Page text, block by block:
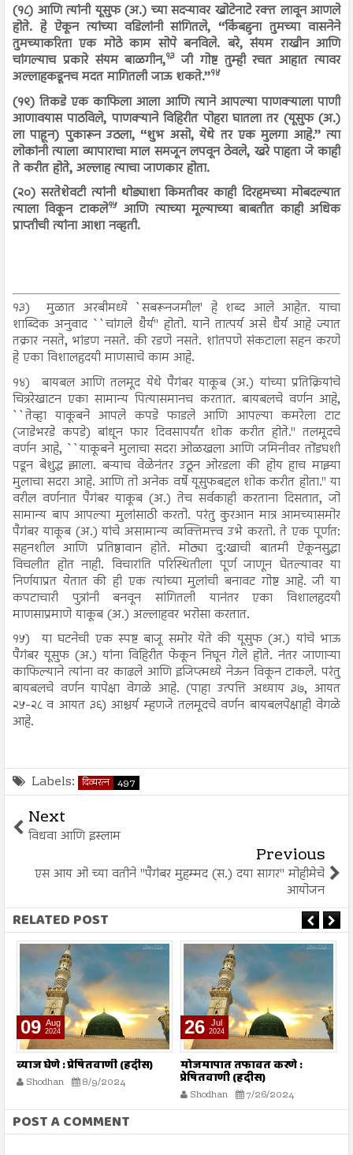
(१८) आणि त्यांनी यूसुफ (अ.) च्या सदऱ्यावर खोटेनाटे रक्त लावून आणले
होते. हे ऐकून त्यांच्या वडिलांनी सांगितले, ‘‘किंबहुना तुमच्या वासनेने
तुमच्याकरिता एक मोठे काम सोपे बनविले. बरे, संयम राखीन आणि
चांगल्याच प्रकारे संयम बाळगीन,१३जी गोष्ट तुम्ही रचत आहात त्यावर
अल्लाहकडूनच मदत मागितली जाऊ शकते.’’१४
(१९) तिकडे एक काफिला आला आणि त्याने आपल्या पाणक्याला पाणी
आणावयास पाठविले, पाणक्याने विहिरीत पोहरा घातला तर (यूसुफ (अ.)
ला पाहून) पुकारून उठला, ‘‘शुभ असो, येथे तर एक मुलगा आहे.’’ त्या
लोकांनी त्याला व्यापाराचा माल समजून लपवून ठेवले, खरे पाहता जे काही
ते करीत होते, अल्लाह त्याचा जाणकार होता.
(२०) सरतेशेवटी त्यांनी थोड्याशा किमतीवर काही दिरहमच्या मोबदल्यात
त्याला विकून टाकले१५आणि त्याच्या मूल्याच्या बाबतीत काही अधिक
प्राप्तीची त्यांना आशा नव्हती.
१३)
मुळात अरबीमध्ये `सबरूनजमील' हे शब्द आले आहेत. याचा
शाब्दिक अनुवाद ``चांगले धैर्य'' होतो. याने तात्पर्य असे धैर्य आहे ज्यात
तक्रार नसते, भांडण नसते. की रडणे नसते. शांतपणे संकटाला सहन करणे
हे एका विशालहृदयी माणसाचे काम आहे.
१४)
बायबल आणि तलमूद येथे पैगंबर याकूब (अ.) यांच्या प्रतिक्रियांचे
चित्ररेखाटन एका सामान्य पित्यासमानच करतात. बायबलचे वर्णन आहे,
``तेव्हा याकूबने आपले कपडे फाडले आणि आपल्या कमरेला टाट
(जाडेभरडे कपडे) बांधून फार दिवसापर्यंत शोक करीत होते.'' तलमूदचे
वर्णन आहे, ``याकूबने मुलाचा सदरा ओळखला आणि जमिनीवर तोंडघशी
पडून बेशुद्ध झाला. बऱ्याच वेळेनंतर उठून ओरडला की होय हाच माझ्या
मुलाचा सदरा आहे. आणि तो अनेक वर्षे यूसुफबद्दल शोक करीत होता.'' या
वरील वर्णनात पैगंबर याकूब (अ.) तेच सर्वकाही करताना दिसतात, जो
सामान्य बाप आपल्या मुलांसाठी करतो. परंतु कुरआन मात्र आमच्यासमोर
पैगंबर याकूब (अ.) यांचे असामान्य व्यक्तिमत्त्व उभे करतो. ते एक पूर्णत:
सहनशील आणि प्रतिष्ठावान होते. मोठ्या दु:खाची बातमी ऐकूनसुद्धा
विचलीत होत नाही. विचारांति परिस्थितीला पूर्ण जाणून घेतल्यावर या
निर्णयाप्रत येतात की ही एक त्यांच्या मुलांची बनावट गोष्ट आहे. जी या
कपटाचारी पुत्रांनी बनवून सांगितली यानंतर एका विशालहृदयी
माणसाप्रमाणे याकूब (अ.) अल्लाहवर भरोसा करतात.
१५)
या घटनेची एक स्पष्ट बाजू समोर येते की यूसुफ (अ.) यांचे भाऊ
पैगंबर यूसुफ (अ.) यांना विहिरीत फेकून निघून गेले होते. नंतर जाणाऱ्या
काफिल्याने त्यांना वर काढले आणि इजिप्त्मध्ये नेऊन विकून टाकले. परंतु
बायबलचे वर्णन यापेक्षा वेगळे आहे. (पाहा उत्पत्ति अध्याय ३७, आयत
२५-२८ व आयत ३६) आश्चर्य म्हणजे तलमूदचे वर्णन बायबलपेक्षाही वेगळे
आहे.
Labels: दिव्यरत्न 497
Next
विधवा आणि इस्लाम
Previous
एस आय ओ च्या वतीने "पैगंबर मुहम्मद (स.) दया सागर" मोहीमेचे
आयोजन
RELATED POST
(हदीस)
2024
26 Jul
2024
मोजमापात तफावत करणे :
प्रेषितवाणी (हदीस)
7/26/2024
26 Jul
2024
सूरह बनीइस्राईल : :
(दिव्य कुरआन)
Shodhan
POST A COMMENT